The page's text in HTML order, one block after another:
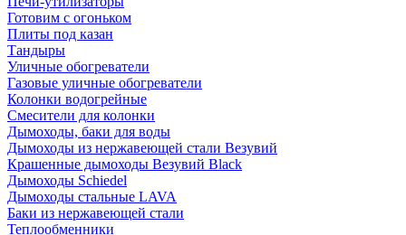
Готовим с огоньком
Плиты под казан
Тандыры
Уличные обогреватели
Газовые уличные обогреватели
Колонки водогрейные
Смесители для колонки
Дымоходы, баки для воды
Дымоходы из нержавеющей стали Везувий
Крашенные дымоходы Везувий Black
Дымоходы Schiedel
Дымоходы стальные LAVA
Баки из нержавеющей стали
Теплообменники